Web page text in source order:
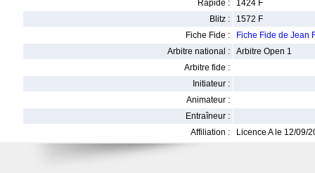
Rapide :
1424 F
Blitz :
1572 F
Fiche Fide :
Fiche Fide de Jean
Arbitre national :
Arbitre Open 1
Arbitre fide :
Initiateur :
Animateur :
Entraîneur :
Affiliation :
Licence A le 12/09/